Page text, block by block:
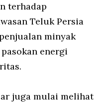
terhadap
Teluk Persia
minyak
energi
juga mulai melihat